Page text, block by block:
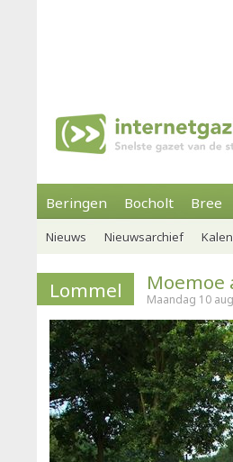
Beringen Bocholt Bree
Nieuws Nieuwsarchief
Lommel Maandag 10